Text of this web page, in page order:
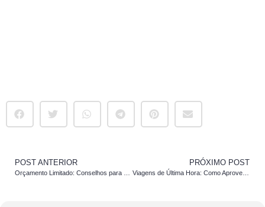
POST ANTERIOR PRÓXIMO POST
Viagens de Última Hora: Como Aproveitar Ofertas de Último Minuto